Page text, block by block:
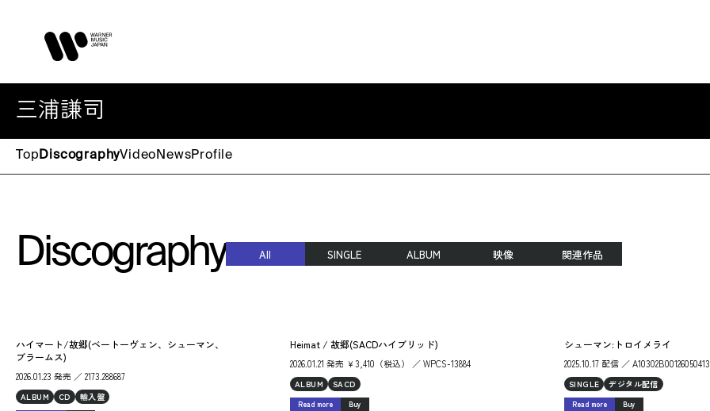
三浦謙司
Top DiscographyVideo NewsProfile
Discography All SINGLE ALBUM 映像 関連作品
ハイマート/故郷(ベートーヴェン、シューマン、
ブラームス)
2026.01.23 発売 ／ 2173.288687
ALBUM CD 輸入盤
Heimat / 故郷(SACDハイブリッド)
2026.01.21 発売 ￥3,410（税込） ／ WPCS-13884
ALBUM SACD
Read more Buy
シューマン:トロイメライ
2025.10.17 配信 ／ A10302B00126050413
SINGLE デジタル配信
Read more Buy